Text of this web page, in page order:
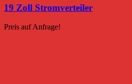
19 Zoll Stromverteiler
Preis auf Anfrage!